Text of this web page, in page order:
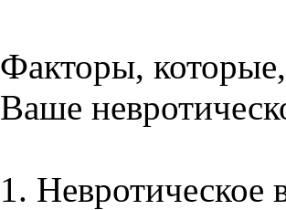
Факторы,
Ваше
1. Невротическое